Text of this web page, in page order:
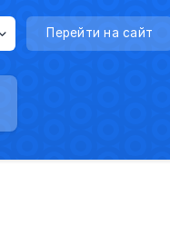
Перейти на сайт